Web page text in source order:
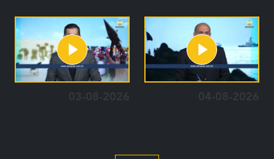
04-08-2026
03-08-2026